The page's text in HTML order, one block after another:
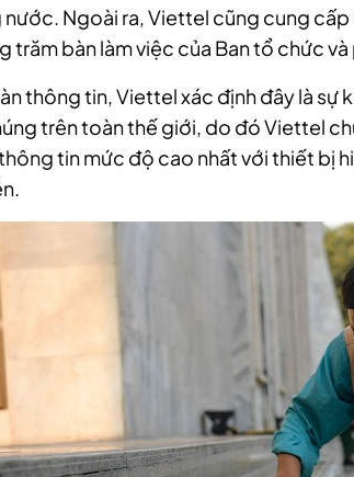
nước. Ngoài ra, Viettel cũng cung
trăm bàn làm việc của Ban tổ chức
thông tin, Viettel xác định đây là sự
trên toàn thế giới, do đó Viettel
tin mức độ cao nhất với thiết bị